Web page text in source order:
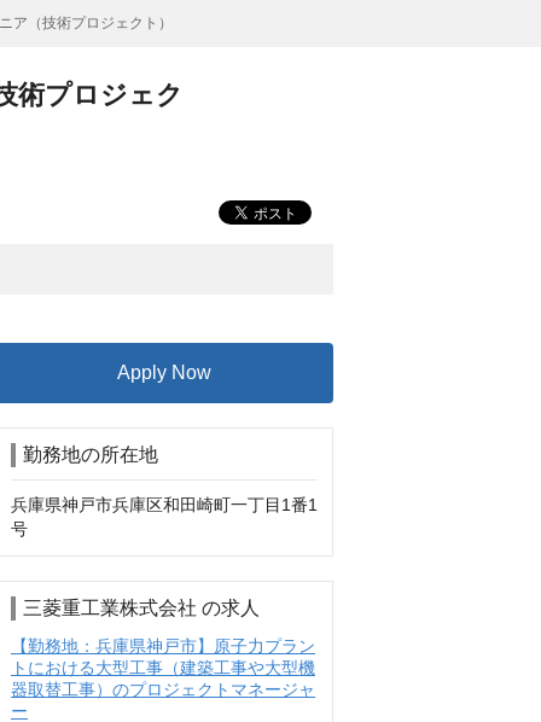
ア（技術プロジェクト）
術プロジェク
Apply Now
勤務地の所在地
兵庫県神戸市兵庫区和田崎町一丁目1番1
号
三菱重工業株式会社 の求人
【勤務地：兵庫県神戸市】原子力プラン
トにおける大型工事（建築工事や大型機
器取替工事）のプロジェクトマネージャ
ー